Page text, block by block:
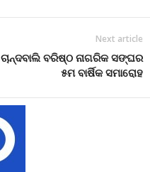
Next article
ଚାନ୍ଦବାଲି ବରିଷ୍ଠ ନାଗରିକ ସଙ୍ଘର
୫ମ ବାର୍ଷିକ ସମାରୋହ